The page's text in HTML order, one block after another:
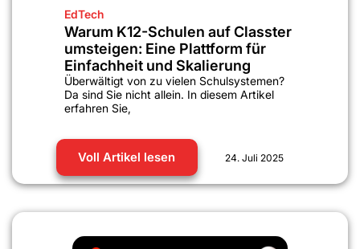
EdTech
Warum K12-Schulen auf Classter
umsteigen: Eine Plattform für
Einfachheit und Skalierung
Überwältigt von zu vielen Schulsystemen?
Da sind Sie nicht allein. In diesem Artikel
erfahren Sie,
Voll Artikel lesen 24. Juli 2025